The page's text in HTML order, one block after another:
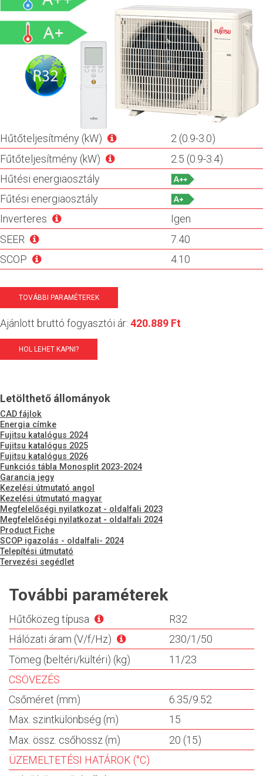
Hűtőteljesítmény (kW)
2 (0.9-3.0)
Fűtőteljesítmény (kW)
2.5 (0.9-3.4)
Hűtési energiaosztály
Fűtési energiaosztály
Inverteres
Igen
SEER
7.40
SCOP
4.10
TOVÁBBI PARAMÉTEREK
Ajánlott bruttó fogyasztói ár: 420.889 Ft
HOL LEHET KAPNI?
Letölthető állományok
CAD fájlok
Energia címke
Fujitsu katalógus 2024
Fujitsu katalógus 2025
Fujitsu katalógus 2026
Funkciós tábla Monosplit 2023-2024
Garancia jegy
Kezelési útmutató angol
Kezelési útmutató magyar
Megfelelőségi nyilatkozat - oldalfali 2023
Megfelelőségi nyilatkozat - oldalfali 2024
Product Fiche
SCOP igazolás - oldalfali- 2024
Telepítési útmutató
Tervezési segédlet
További paraméterek
Hűtőközeg típusa
R32
Hálózati áram (V/f/Hz)
230/1/50
Tömeg (beltéri/kültéri) (kg)
11/23
CSÖVEZÉS
Csőméret (mm)
6.35/9.52
Max. szintkülönbség (m)
15
Max. össz. csőhossz (m)
20 (15)
ÜZEMELTETÉSI HATÁROK (°C)